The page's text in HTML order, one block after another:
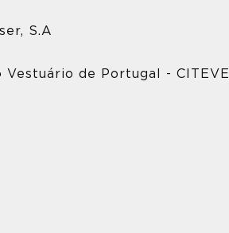
S.A
de Portugal - CITEVE